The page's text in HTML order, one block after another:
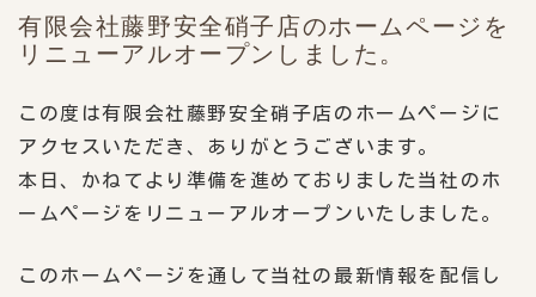
有限会社藤野安全硝子店のホームページを
リニューアルオープンしました。
この度は有限会社藤野安全硝子店のホームページに
アクセスいただき、ありがとうございます。
本日、かねてより準備を進めておりました当社のホ
ームページをリニューアルオープンいたしました。
このホームページを通して当社の最新情報を配信し